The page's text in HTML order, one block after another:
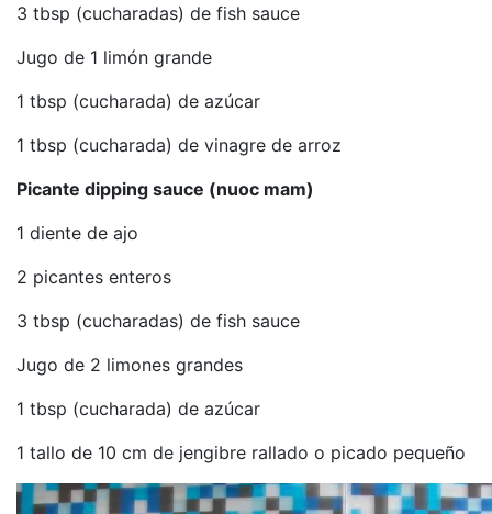
3 tbsp (cucharadas) de fish sauce
Jugo de 1 limón grande
1 tbsp (cucharada) de azúcar
1 tbsp (cucharada) de vinagre de arroz
Picante dipping sauce (nuoc mam)
1 diente de ajo
2 picantes enteros
3 tbsp (cucharadas) de fish sauce
Jugo de 2 limones grandes
1 tbsp (cucharada) de azúcar
1 tallo de 10 cm de jengibre rallado o picado pequeño